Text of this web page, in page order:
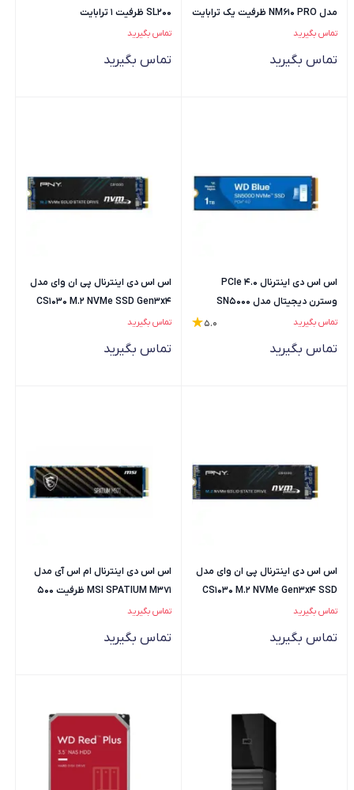
مدل NM610 PRO ظرفیت یک ترابایت
تماس بگیرید
تماس بگیرید
SL200 ظرفیت 1 ترابایت
تماس بگیرید
تماس بگیرید
اس اس دی اینترنال PCIe 4.0
وسترن دیجیتال مدل SN5000
ظرفیت یک ترابایت
تماس بگیرید 5.0
تماس بگیرید
اس اس دی اینترنال پی ان وای مدل
CS1030 M.2 NVMe SSD Gen3x4
ظرفیت 500 گیگابایت
تماس بگیرید
تماس بگیرید
اس اس دی اینترنال پی ان وای مدل
CS1030 M.2 NVMe Gen3x4 SSD
ظرفیت 256 گیگابایت
تماس بگیرید
تماس بگیرید
اس اس دی اینترنال ام اس آی مدل
MSI SPATIUM M371 ظرفیت 500
گیگابایت
تماس بگیرید
تماس بگیرید